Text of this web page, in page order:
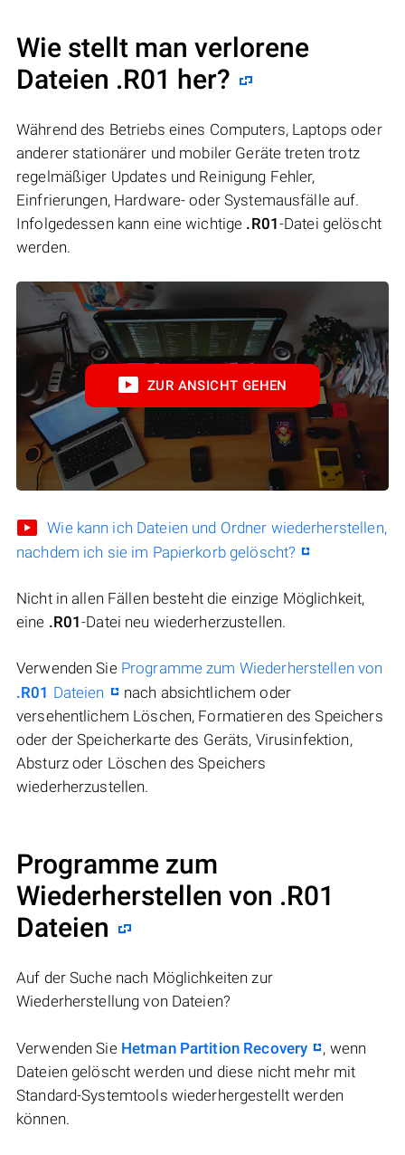
Wie stellt man verlorene
Dateien .R01 her?
Während des Betriebs eines Computers, Laptops oder
anderer stationärer und mobiler Geräte treten trotz
regelmäßiger Updates und Reinigung Fehler,
Einfrierungen, Hardware- oder Systemausfälle auf.
Infolgedessen kann eine wichtige .R01-Datei gelöscht
werden.
ZUR ANSICHT GEHEN
Wie kann ich Dateien und Ordner wiederherstellen,
nachdem ich sie im Papierkorb gelöscht?
Nicht in allen Fällen besteht die einzige Möglichkeit,
eine .R01-Datei neu wiederherzustellen.
Verwenden Sie Programme zum Wiederherstellen von
.R01 Dateien
nach absichtlichem oder
versehentlichem Löschen, Formatieren des Speichers
oder der Speicherkarte des Geräts, Virusinfektion,
Absturz oder Löschen des Speichers
wiederherzustellen.
Programme zum
Wiederherstellen von .R01
Dateien
Auf der Suche nach Möglichkeiten zur
Wiederherstellung von Dateien?
Verwenden Sie Hetman Partition Recovery
, wenn
Dateien gelöscht werden und diese nicht mehr mit
Standard-Systemtools wiederhergestellt werden
können.